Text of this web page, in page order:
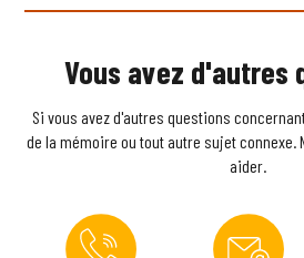
Vous avez d'autres
Si vous avez d'autres questions
de la mémoire ou tout autre sujet connexe.
aider.